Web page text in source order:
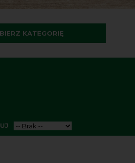
KATEGORIĘ